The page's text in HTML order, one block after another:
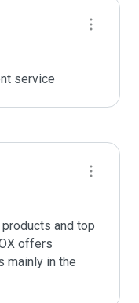
service
and top
offers
mainly in the